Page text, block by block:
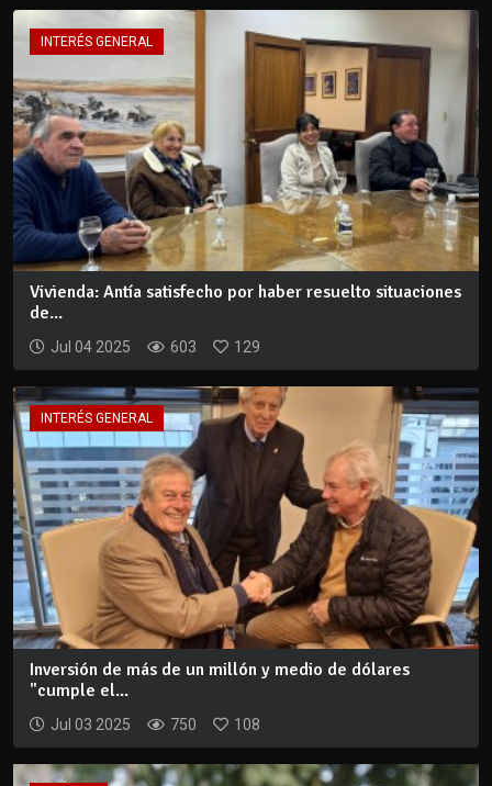
INTERÉS GENERAL
Vivienda: Antía satisfecho por haber resuelto situaciones
de...
Jul 04 2025 603 129
INTERÉS GENERAL
Inversión de más de un millón y medio de dólares
"cumple el...
Jul 03 2025 750 108